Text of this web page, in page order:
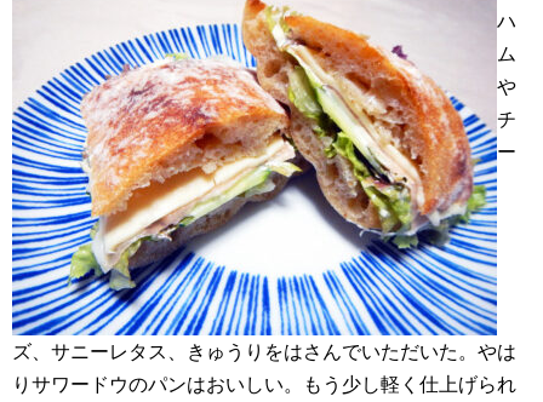
ハ
ム
や
チ
ー
ズ、サニーレタス、きゅうりをはさんでいただいた。やは
りサワードウのパンはおいしい。もう少し軽く仕上げられ